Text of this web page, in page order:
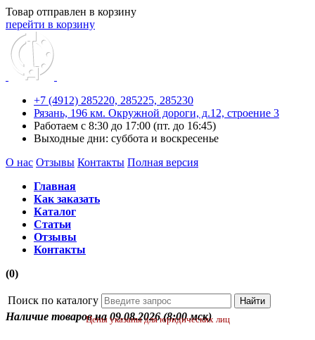
Товар отправлен в корзину
перейти в корзину
+7 (4912) 285220, 285225, 285230
Рязань, 196 км. Окружной дороги, д.12, строение 3
Работаем с 8:30 до 17:00 (пт. до 16:45)
Выходные дни: суббота и воскресенье
О нас Отзывы Контакты Полная версия
Главная
Как заказать
Каталог
Статьи
Отзывы
Контакты
(0)
Поиск по каталогу
Наличие товаров на 09.08.2026 (8:00 мск)
Цены указаны для юридических лиц